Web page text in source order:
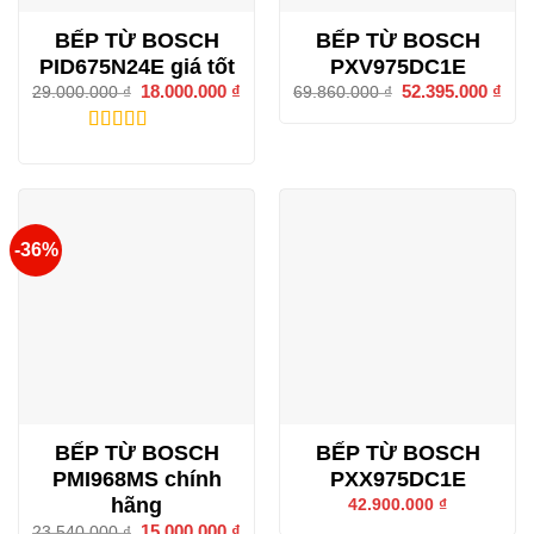
BẾP TỪ BOSCH
PID675N24E giá tốt
29.000.000₫
Giá
là:
18.000.000 ₫
BẾP TỪ BOSCH
PXV975DC1E
69.860.000₫ Giá
52.395.000 ₫
-36%
BẾP TỪ BOSCH
PMI968MS chính
hãng
Giá
BẾP TỪ BOSCH
PXX975DC1E
42.900.000 ₫